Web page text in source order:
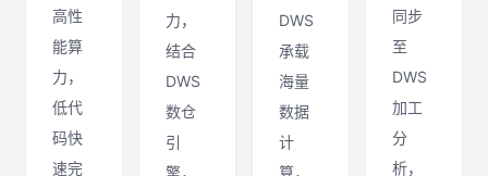
高性
能算
力，
低代
码快
速完
力，
结合
DWS
数仓
引
擎，
DWS
承载
海量
数据
计
算，
同步
至
DWS
加工
分
析，